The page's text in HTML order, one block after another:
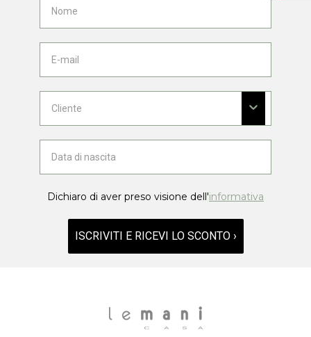
Dichiaro di aver preso visione dell'informativa
ISCRIVITI E RICEVI LO SCONTO ›